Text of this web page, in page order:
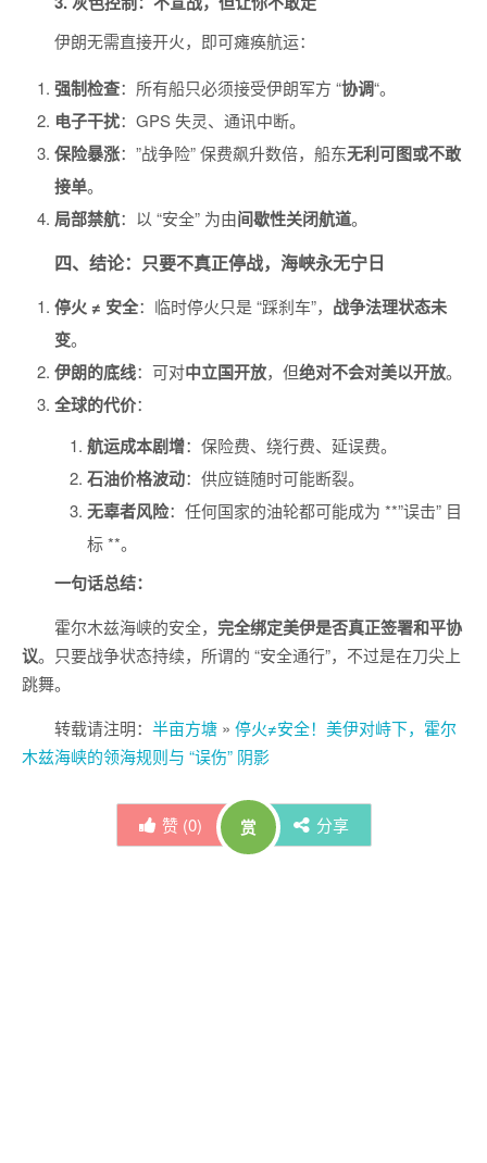
伊朗无需直接开火，即可瘫痪航运：
强制检查：所有船只必须接受伊朗军方 “协调“。
电子干扰：GPS 失灵、通讯中断。
保险暴涨：”战争险” 保费飙升数倍，船东无利可图或不敢
接单。
局部禁航：以 “安全” 为由间歇性关闭航道。
四、结论：只要不真正停战，海峡永无宁日
停火 ≠ 安全：临时停火只是 “踩刹车”， 战争法理状态未
变。
伊朗的底线：可对中立国开放，但绝对不会对美以开放。
全球的代价：
航运成本剧增：保险费、绕行费、延误费。
石油价格波动：供应链随时可能断裂。
无辜者风险：任何国家的油轮都可能成为 **”误击” 目
标 **。
一句话总结：
霍尔木兹海峡的安全， 完全绑定美伊是否真正签署和平协
议。只要战争状态持续，所谓的 “安全通行”，不过是在刀尖上
跳舞。
转载请注明： 半亩方塘 » 停火≠安全！美伊对峙下，霍尔
木兹海峡的领海规则与 “误伤” 阴影
赞 (0) 赏 分享